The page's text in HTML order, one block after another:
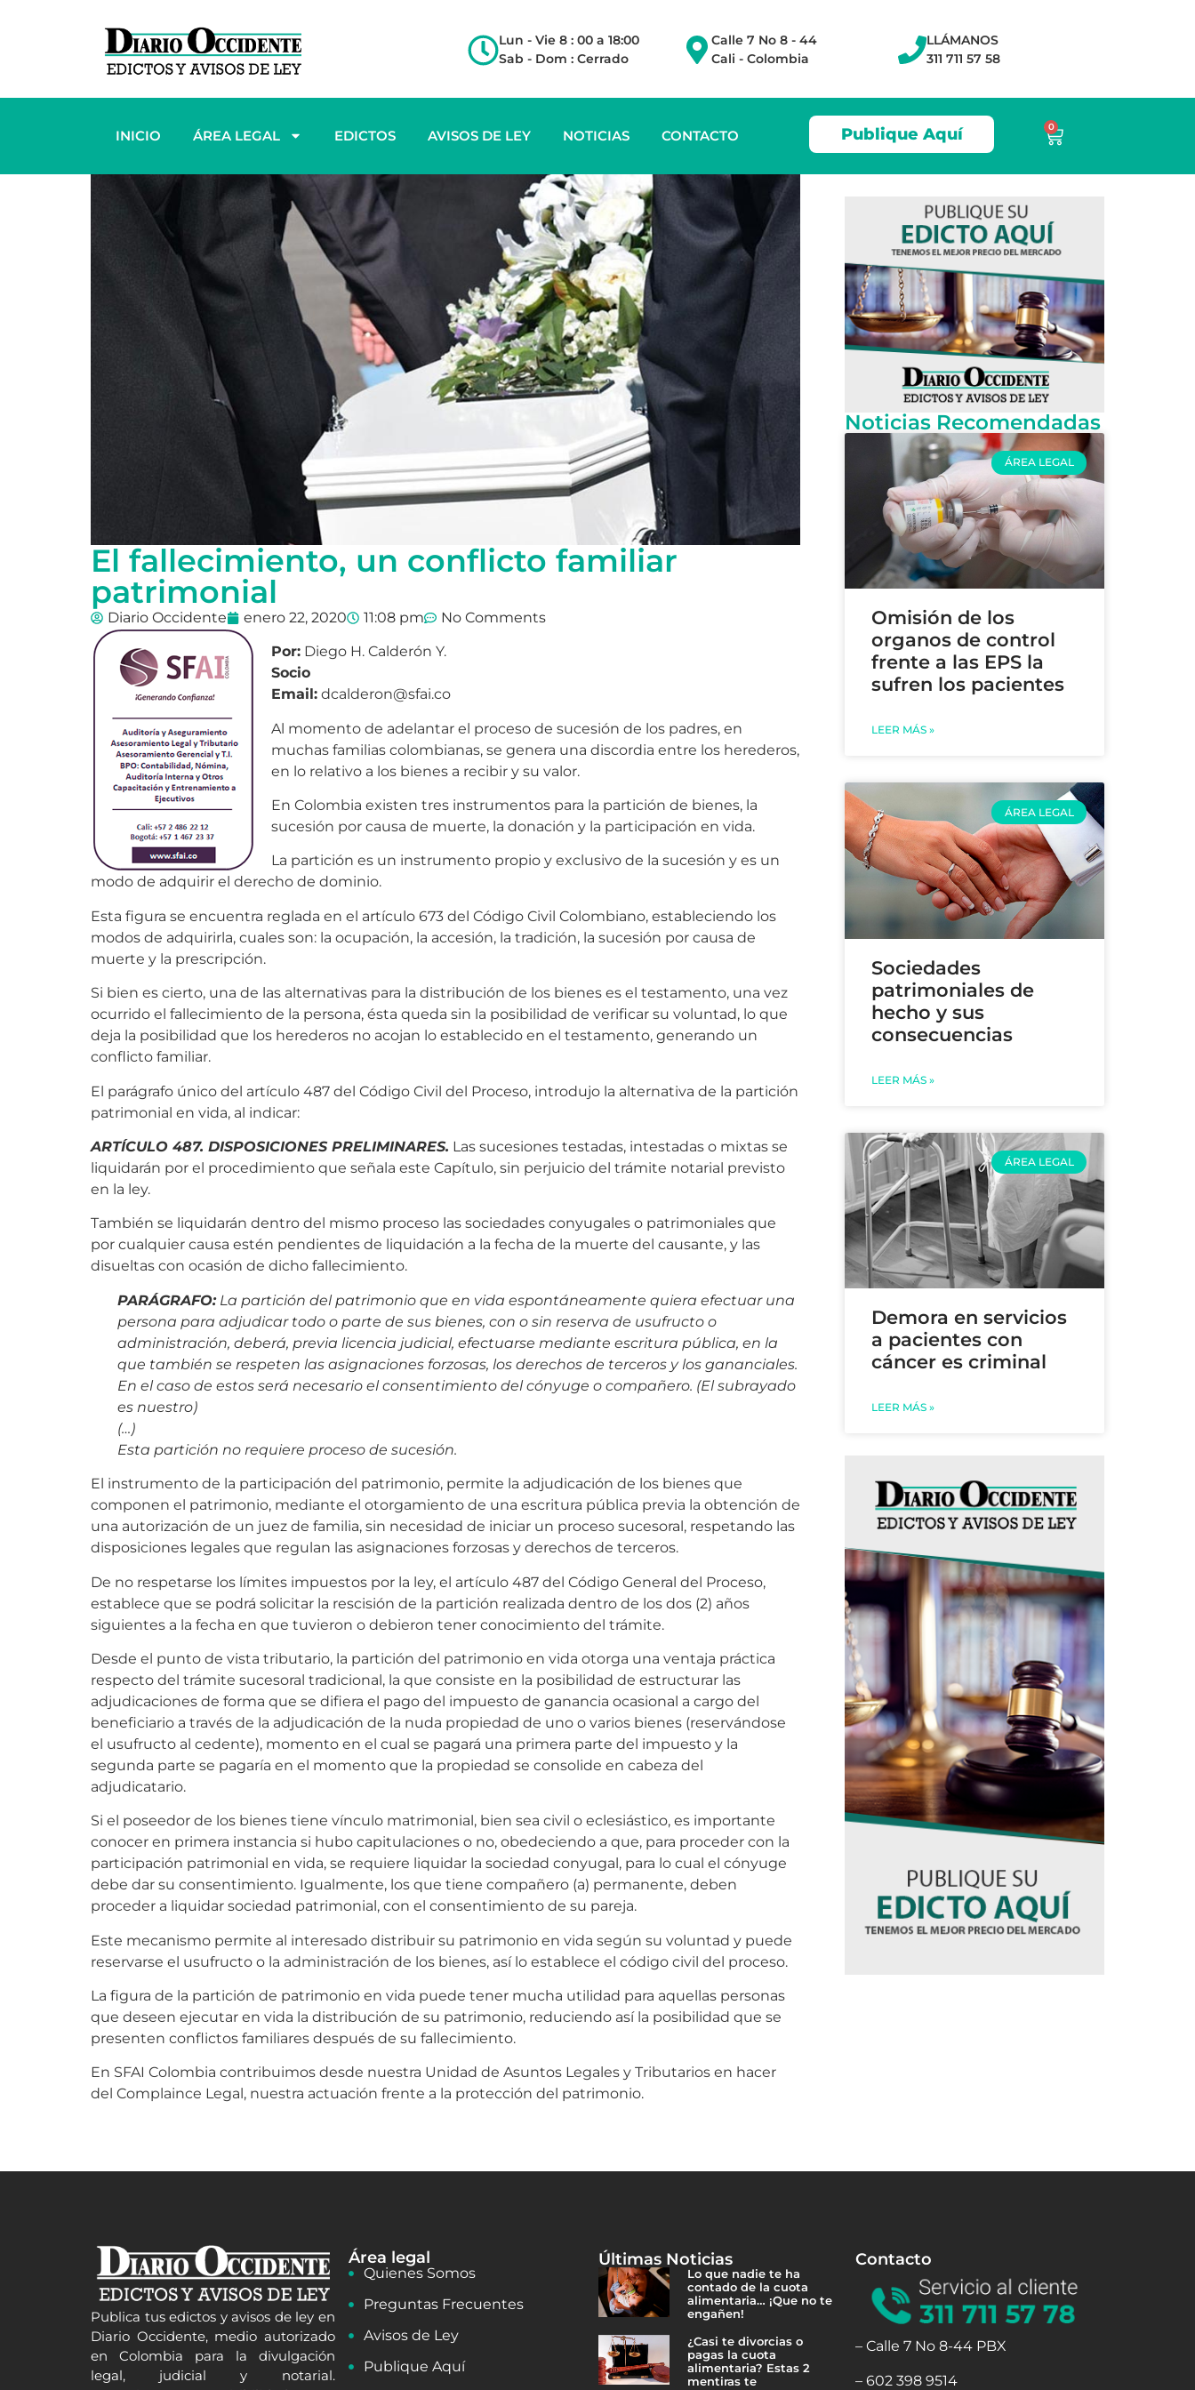
Lun - Vie 8 : 00 a 18:00
Sab - Dom : Cerrado
Calle 7 No 8 - 44
Cali - Colombia
LLÁMANOS
311 711 57 58
INICIO ÁREA LEGAL EDICTOS AVISOS DE LEY NOTICIAS CONTACTO Publique Aquí 0
El fallecimiento, un conflicto familiar
patrimonial
Diario Occidente enero 22, 2020 11:08 pm No Comments
Por: Diego H. Calderón Y.
Socio
Email: dcalderon@sfai.co
Al momento de adelantar el proceso de sucesión de los padres, en
muchas familias colombianas, se genera una discordia entre los herederos,
en lo relativo a los bienes a recibir y su valor.
En Colombia existen tres instrumentos para la partición de bienes, la
sucesión por causa de muerte, la donación y la participación en vida.
La partición es un instrumento propio y exclusivo de la sucesión y es un
modo de adquirir el derecho de dominio.
Esta figura se encuentra reglada en el artículo 673 del Código Civil Colombiano, estableciendo los
modos de adquirirla, cuales son: la ocupación, la accesión, la tradición, la sucesión por causa de
muerte y la prescripción.
Si bien es cierto, una de las alternativas para la distribución de los bienes es el testamento, una vez
ocurrido el fallecimiento de la persona, ésta queda sin la posibilidad de verificar su voluntad, lo que
deja la posibilidad que los herederos no acojan lo establecido en el testamento, generando un
conflicto familiar.
El parágrafo único del artículo 487 del Código Civil del Proceso, introdujo la alternativa de la partición
patrimonial en vida, al indicar:
ARTÍCULO 487. DISPOSICIONES PRELIMINARES. Las sucesiones testadas, intestadas o mixtas se
liquidarán por el procedimiento que señala este Capítulo, sin perjuicio del trámite notarial previsto
en la ley.
También se liquidarán dentro del mismo proceso las sociedades conyugales o patrimoniales que
por cualquier causa estén pendientes de liquidación a la fecha de la muerte del causante, y las
disueltas con ocasión de dicho fallecimiento.
PARÁGRAFO:La partición del patrimonio que en vida espontáneamente quiera efectuar una
persona para adjudicar todo o parte de sus bienes, con o sin reserva de usufructo o
administración, deberá, previa licencia judicial, efectuarse mediante escritura pública, en la
que también se respeten las asignaciones forzosas, los derechos de terceros y los gananciales.
En el caso de estos será necesario el consentimiento del cónyuge o compañero. (El subrayado
es nuestro)
(…)
Esta partición no requiere proceso de sucesión.
El instrumento de la participación del patrimonio, permite la adjudicación de los bienes que
componen el patrimonio, mediante el otorgamiento de una escritura pública previa la obtención de
una autorización de un juez de familia, sin necesidad de iniciar un proceso sucesoral, respetando las
disposiciones legales que regulan las asignaciones forzosas y derechos de terceros.
De no respetarse los límites impuestos por la ley, el artículo 487 del Código General del Proceso,
establece que se podrá solicitar la rescisión de la partición realizada dentro de los dos (2) años
siguientes a la fecha en que tuvieron o debieron tener conocimiento del trámite.
Desde el punto de vista tributario, la partición del patrimonio en vida otorga una ventaja práctica
respecto del trámite sucesoral tradicional, la que consiste en la posibilidad de estructurar las
adjudicaciones de forma que se difiera el pago del impuesto de ganancia ocasional a cargo del
beneficiario a través de la adjudicación de la nuda propiedad de uno o varios bienes (reservándose
el usufructo al cedente), momento en el cual se pagará una primera parte del impuesto y la
segunda parte se pagaría en el momento que la propiedad se consolide en cabeza del
adjudicatario.
Si el poseedor de los bienes tiene vínculo matrimonial, bien sea civil o eclesiástico, es importante
conocer en primera instancia si hubo capitulaciones o no, obedeciendo a que, para proceder con la
participación patrimonial en vida, se requiere liquidar la sociedad conyugal, para lo cual el cónyuge
debe dar su consentimiento. Igualmente, los que tiene compañero (a) permanente, deben
proceder a liquidar sociedad patrimonial, con el consentimiento de su pareja.
Este mecanismo permite al interesado distribuir su patrimonio en vida según su voluntad y puede
reservarse el usufructo o la administración de los bienes, así lo establece el código civil del proceso.
La figura de la partición de patrimonio en vida puede tener mucha utilidad para aquellas personas
que deseen ejecutar en vida la distribución de su patrimonio, reduciendo así la posibilidad que se
presenten conflictos familiares después de su fallecimiento.
En SFAI Colombia contribuimos desde nuestra Unidad de Asuntos Legales y Tributarios en hacer
del Complaince Legal, nuestra actuación frente a la protección del patrimonio.
Noticias Recomendadas
ÁREA LEGAL
Omisión de los
organos de control
frente a las EPS la
sufren los pacientes
LEER MÁS »
ÁREA LEGAL
Sociedades
patrimoniales de
hecho y sus
consecuencias
LEER MÁS »
ÁREA LEGAL
Demora en servicios
a pacientes con
cáncer es criminal
LEER MÁS »
Publica tus edictos y avisos de ley en
Diario Occidente, medio autorizado
en Colombia para la divulgación
legal, judicial y notarial.
Área legal
Quienes Somos
Preguntas Frecuentes
Avisos de Ley
Publique Aquí
Últimas Noticias
Lo que nadie te ha
contado de la cuota
alimentaria… ¡Que no te
engañen!
¿Casi te divorcias o
pagas la cuota
alimentaria? Estas 2
mentiras te
Contacto
– Calle 7 No 8-44 PBX
– 602 398 9514